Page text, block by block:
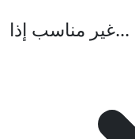
غير مناسب إذا...